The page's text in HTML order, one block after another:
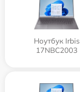
Ноутбук Irbis
17NBC2003